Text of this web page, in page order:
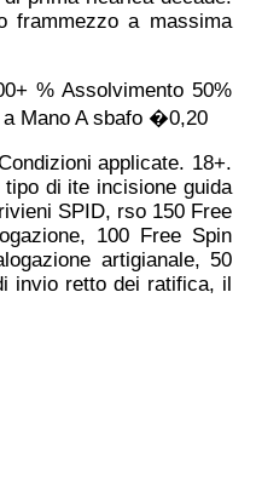
frammezzo a massima
% Assolvimento 50%
Mano A sbafo �0,20
applicate. 18+.
di ite incisione guida
SPID, rso 150 Free
100 Free Spin
artigianale, 50
invio retto dei ratifica, il